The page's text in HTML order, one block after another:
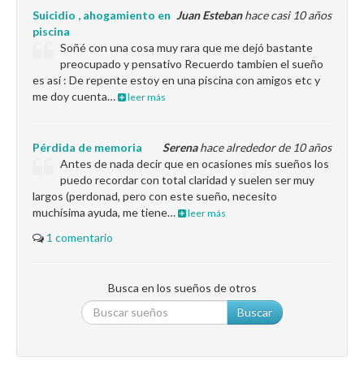
Juan Estebanhace casi 10 años
Suicidio , ahogamiento en
piscina
Soñé con una cosa muy rara que me dejó bastante
preocupado y pensativo Recuerdo tambien el sueño
es así : De repente estoy en una piscina con amigos etc y
me doy cuenta…
leer más
Serenahace alrededor de 10 años
Pérdida de memoria
Antes de nada decir que en ocasiones mis sueños los
puedo recordar con total claridad y suelen ser muy
largos (perdonad, pero con este sueño, necesito
muchísima ayuda, me tiene…
leer más
1 comentario
Busca en los sueños de otros
Buscar